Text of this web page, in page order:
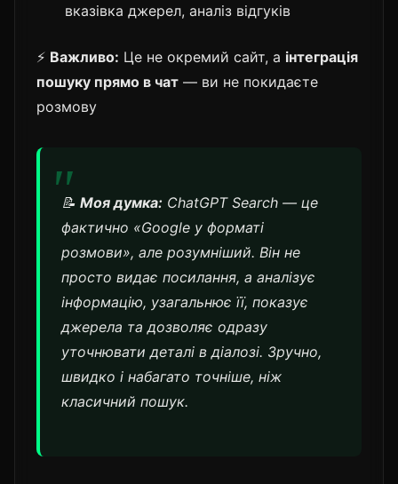
вказівка джерел, аналіз відгуків
⚡ Важливо: Це не окремий сайт, а інтеграція
пошуку прямо в чат — ви не покидаєте
розмову
📝 Моя думка: ChatGPT Search — це
фактично «Google у форматі
розмови», але розумніший. Він не
просто видає посилання, а аналізує
інформацію, узагальнює її, показує
джерела та дозволяє одразу
уточнювати деталі в діалозі. Зручно,
швидко і набагато точніше, ніж
класичний пошук.